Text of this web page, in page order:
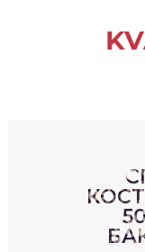
ПРО
БЛОГ